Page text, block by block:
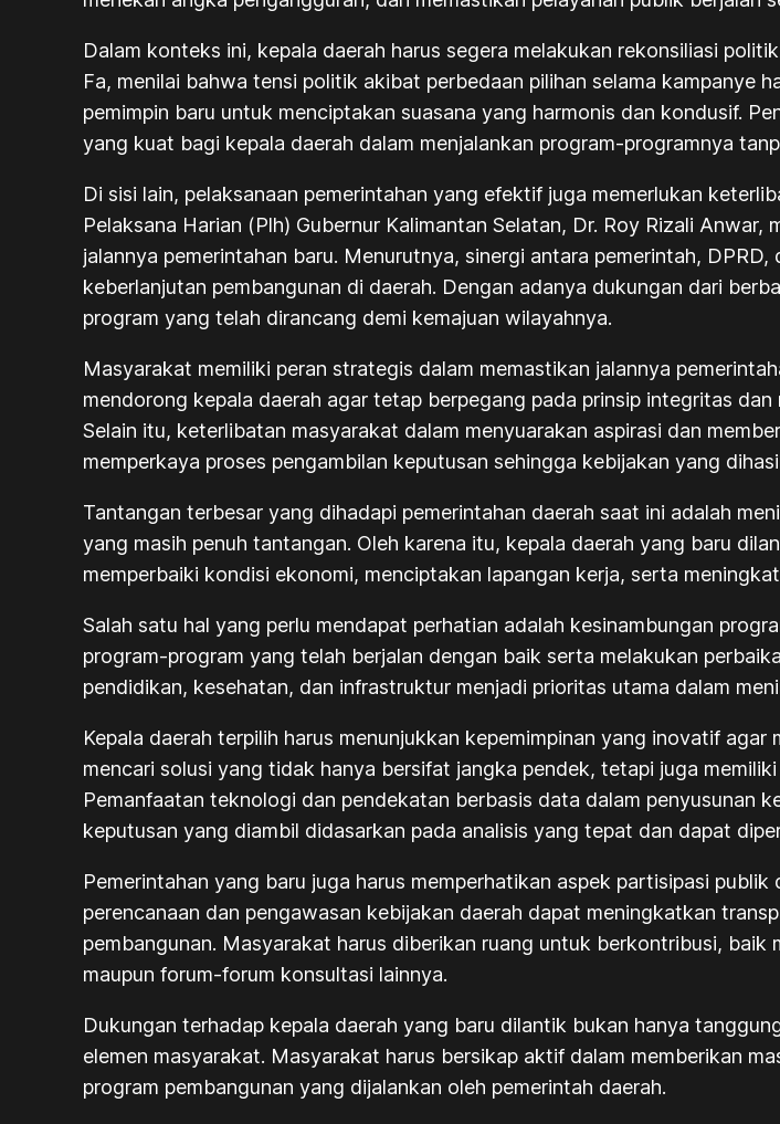
Dalam konteks ini, kepala daerah harus segera melakukan rekonsiliasi
Fa, menilai bahwa tensi politik akibat perbedaan pilihan selama kampanye
pemimpin baru untuk menciptakan suasana yang harmonis dan kondusif.
yang kuat bagi kepala daerah dalam menjalankan program-programnya
Di sisi lain, pelaksanaan pemerintahan yang efektif juga memerlukan
Pelaksana Harian (Plh) Gubernur Kalimantan Selatan, Dr. Roy Rizali
jalannya pemerintahan baru. Menurutnya, sinergi antara pemerintah,
keberlanjutan pembangunan di daerah. Dengan adanya dukungan dari
program yang telah dirancang demi kemajuan wilayahnya.
Masyarakat memiliki peran strategis dalam memastikan jalannya
mendorong kepala daerah agar tetap berpegang pada prinsip integritas
Selain itu, keterlibatan masyarakat dalam menyuarakan aspirasi dan
memperkaya proses pengambilan keputusan sehingga kebijakan yang
Tantangan terbesar yang dihadapi pemerintahan daerah saat ini adalah
yang masih penuh tantangan. Oleh karena itu, kepala daerah yang baru
memperbaiki kondisi ekonomi, menciptakan lapangan kerja, serta
Salah satu hal yang perlu mendapat perhatian adalah kesinambungan
program-program yang telah berjalan dengan baik serta melakukan
pendidikan, kesehatan, dan infrastruktur menjadi prioritas utama dalam
Kepala daerah terpilih harus menunjukkan kepemimpinan yang inovatif
mencari solusi yang tidak hanya bersifat jangka pendek, tetapi juga
Pemanfaatan teknologi dan pendekatan berbasis data dalam penyusunan
keputusan yang diambil didasarkan pada analisis yang tepat dan dapat
Pemerintahan yang baru juga harus memperhatikan aspek partisipasi
perencanaan dan pengawasan kebijakan daerah dapat meningkatkan
pembangunan. Masyarakat harus diberikan ruang untuk berkontribusi, baik
maupun forum-forum konsultasi lainnya.
Dukungan terhadap kepala daerah yang baru dilantik bukan hanya
elemen masyarakat. Masyarakat harus bersikap aktif dalam memberikan
program pembangunan yang dijalankan oleh pemerintah daerah.